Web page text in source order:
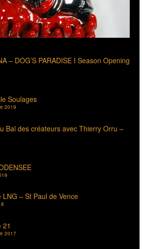
– DOG’S PARADISE I Season Opening
Soulages
2019
Bal des créateurs avec Thierry Orru –
LNG – St Paul de Vence
21
2017